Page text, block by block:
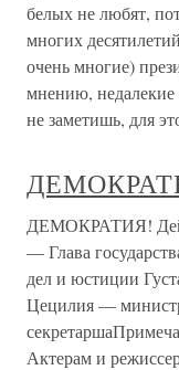
белых не любят,
многих
очень многие)
мнению, недалекие
не заметишь, для
ДЕМОКРАТИЯ!
— Глава
дел и юстиции
Цецилия —
Актерам и